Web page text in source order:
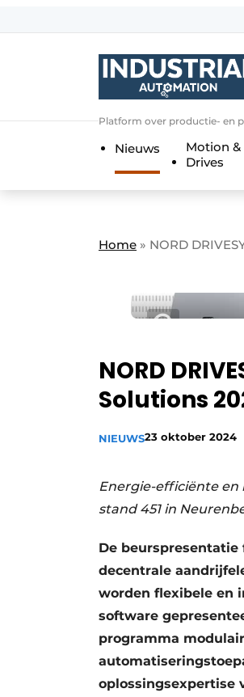
Algemene
Contact
Direct contact
Evenement
Meest gelezen
Privacy /
Vacature
Vacatures
Platform over productie- en
Nieuws
Motion &
Drives
Home » NORD
NORD
Solutions
NIEUWS23 oktober 2024
Energie-efficiënte en
stand 451 in
De
decentrale
worden flexibele en
software
programma
oplossingsexpertise